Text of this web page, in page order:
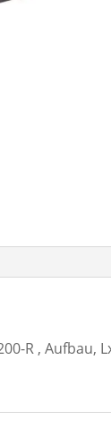
R ,